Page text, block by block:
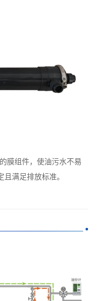
膜组件，使油污水不易
满足排放标准。